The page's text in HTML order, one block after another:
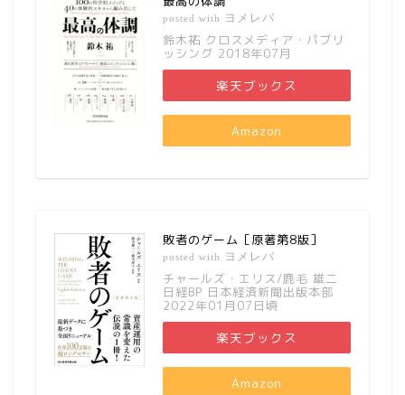
posted with ヨメレバ
鈴木祐 クロスメディア・パブリ
ッシング 2018年07月
楽天ブックス
Amazon
敗者のゲーム［原著第8版］
posted with ヨメレバ
チャールズ・エリス/鹿毛 雄二
日経BP 日本経済新聞出版本部
2022年01月07日頃
楽天ブックス
Amazon